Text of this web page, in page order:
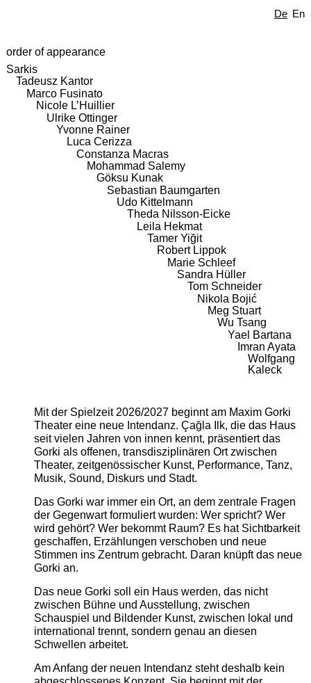
De En
order of appearance
Sarkis
Tadeusz Kantor
Marco Fusinato
Nicole L’Huillier
Ulrike Ottinger
Yvonne Rainer
Luca Cerizza
Constanza Macras
Mohammad Salemy
Göksu Kunak
Sebastian Baumgarten
Udo Kittelmann
Theda Nilsson-Eicke
Leila Hekmat
Tamer Yiğit
Robert Lippok
Marie Schleef
Sandra Hüller
Tom Schneider
Nikola Bojić
Meg Stuart
Wu Tsang
Yael Bartana
Imran Ayata
Wolfgang
Kaleck
Mit der Spielzeit 2026/2027 beginnt am Maxim Gorki
Theater eine neue Intendanz. Çağla Ilk, die das Haus
seit vielen Jahren von innen kennt, präsentiert das
Gorki als offenen, transdisziplinären Ort zwischen
Theater, zeitgenössischer Kunst, Performance, Tanz,
Musik, Sound, Diskurs und Stadt.
Das Gorki war immer ein Ort, an dem zentrale Fragen
der Gegenwart formuliert wurden: Wer spricht? Wer
wird gehört? Wer bekommt Raum? Es hat Sichtbarkeit
geschaffen, Erzählungen verschoben und neue
Stimmen ins Zentrum gebracht. Daran knüpft das neue
Gorki an.
Das neue Gorki soll ein Haus werden, das nicht
zwischen Bühne und Ausstellung, zwischen
Schauspiel und Bildender Kunst, zwischen lokal und
international trennt, sondern genau an diesen
Schwellen arbeitet.
Am Anfang der neuen Intendanz steht deshalb kein